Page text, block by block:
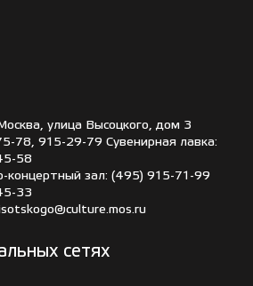
улица Высоцкого, дом 3
78, 915-29-79 Сувенирная лавка:
58
концертный зал: (495) 915-71-99
33
сетях